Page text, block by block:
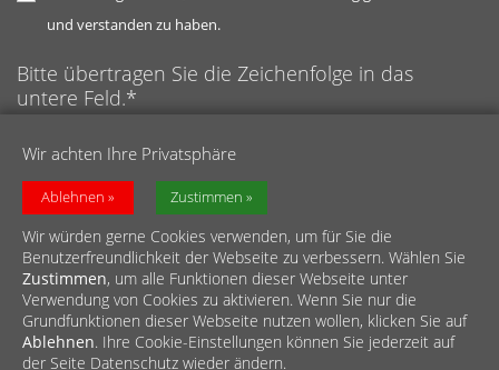
Wir achten Ihre Privatsphäre
Ablehnen Zustimmen
Wir würden gerne Cookies verwenden, um für Sie die
Benutzerfreundlichkeit der Webseite zu verbessern. Wählen Sie
Zustimmen, um alle Funktionen dieser Webseite unter
Verwendung von Cookies zu aktivieren. Wenn Sie nur die
Grundfunktionen dieser Webseite nutzen wollen, klicken Sie auf
Ablehnen. Ihre Cookie-Einstellungen können Sie jederzeit auf
der Seite Datenschutz wieder ändern.
und verstanden zu haben.
Bitte übertragen Sie die Zeichenfolge in das
untere Feld.*
Hier klicken
Friendly
© Caritasverband für den Rhein-Erft-Kreis e.V.